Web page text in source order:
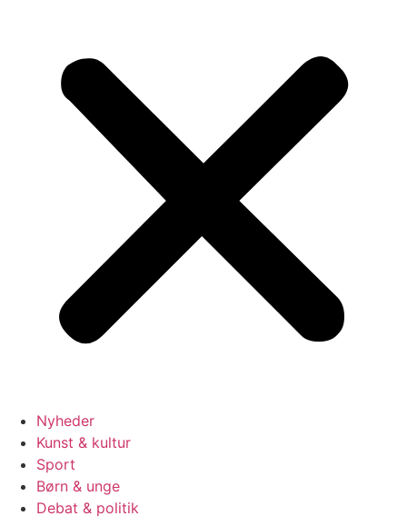
Nyheder
Kunst & kultur
Sport
Børn & unge
Debat & politik